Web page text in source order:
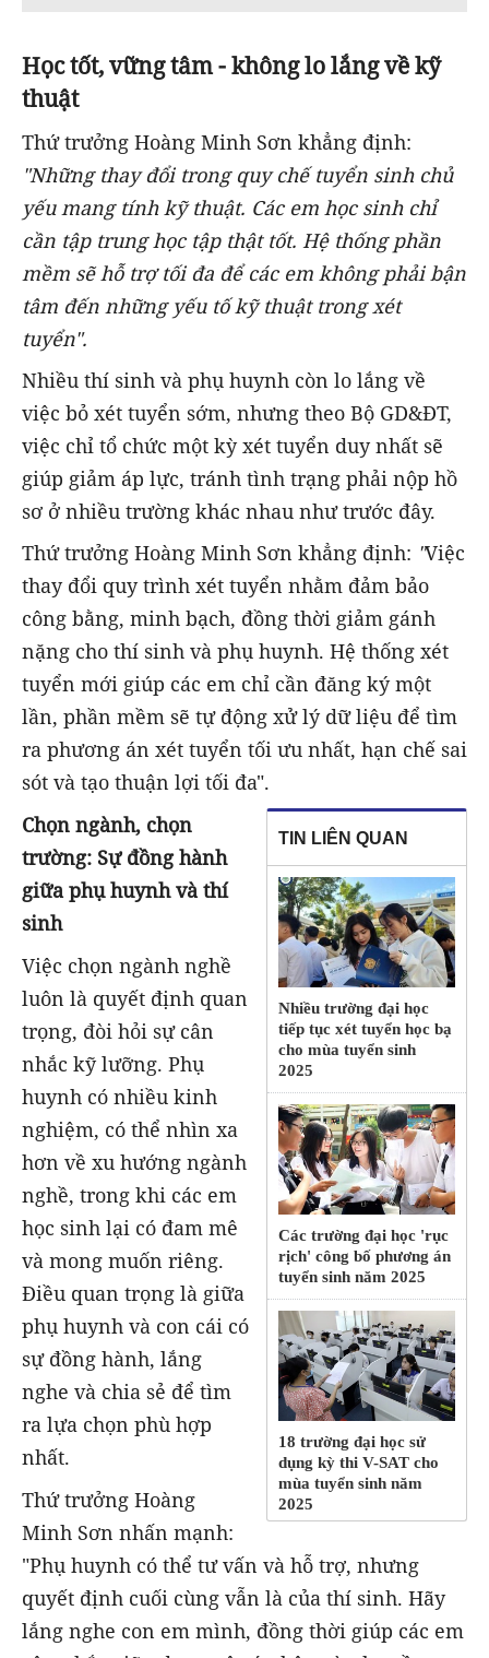
Học tốt, vững tâm - không lo lắng về kỹ
thuật
Thứ trưởng Hoàng Minh Sơn khẳng định:
"Những thay đổi trong quy chế tuyển sinh chủ
yếu mang tính kỹ thuật. Các em học sinh chỉ
cần tập trung học tập thật tốt. Hệ thống phần
mềm sẽ hỗ trợ tối đa để các em không phải bận
tâm đến những yếu tố kỹ thuật trong xét
tuyển".
Nhiều thí sinh và phụ huynh còn lo lắng về
việc bỏ xét tuyển sớm, nhưng theo Bộ GD&ĐT,
việc chỉ tổ chức một kỳ xét tuyển duy nhất sẽ
giúp giảm áp lực, tránh tình trạng phải nộp hồ
sơ ở nhiều trường khác nhau như trước đây.
Thứ trưởng Hoàng Minh Sơn khẳng định: "Việc
thay đổi quy trình xét tuyển nhằm đảm bảo
công bằng, minh bạch, đồng thời giảm gánh
nặng cho thí sinh và phụ huynh. Hệ thống xét
tuyển mới giúp các em chỉ cần đăng ký một
lần, phần mềm sẽ tự động xử lý dữ liệu để tìm
ra phương án xét tuyển tối ưu nhất, hạn chế sai
sót và tạo thuận lợi tối đa".
TIN LIÊN QUAN
Nhiều trường đại học
tiếp tục xét tuyển học bạ
cho mùa tuyển sinh
2025
Các trường đại học 'rục
rịch' công bố phương án
tuyển sinh năm 2025
18 trường đại học sử
dụng kỳ thi V-SAT cho
mùa tuyển sinh năm
2025
Chọn ngành, chọn
trường: Sự đồng hành
giữa phụ huynh và thí
sinh
Việc chọn ngành nghề
luôn là quyết định quan
trọng, đòi hỏi sự cân
nhắc kỹ lưỡng. Phụ
huynh có nhiều kinh
nghiệm, có thể nhìn xa
hơn về xu hướng ngành
nghề, trong khi các em
học sinh lại có đam mê
và mong muốn riêng.
Điều quan trọng là giữa
phụ huynh và con cái có
sự đồng hành, lắng
nghe và chia sẻ để tìm
ra lựa chọn phù hợp
nhất.
Thứ trưởng Hoàng
Minh Sơn nhấn mạnh:
"Phụ huynh có thể tư vấn và hỗ trợ, nhưng
quyết định cuối cùng vẫn là của thí sinh. Hãy
lắng nghe con em mình, đồng thời giúp các em